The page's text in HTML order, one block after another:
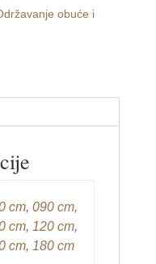
obuće i
cm,090 cm,
cm, 120 cm,
cm, 180 cm